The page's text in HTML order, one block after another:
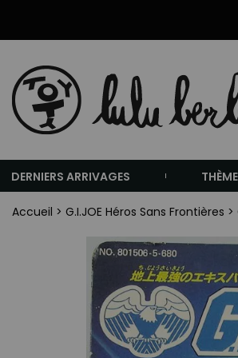
DERNIERS ARRIVAGES
Accueil > G.I.JOE Héros Sans Frontières >